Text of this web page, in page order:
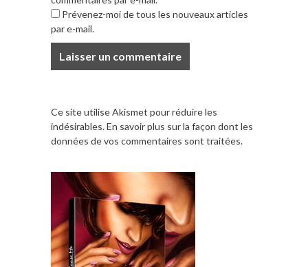
Prévenez-moi de tous les nouveaux articles
par e-mail.
Ce site utilise Akismet pour réduire les
indésirables.En savoir plus sur la façon dont les
données de vos commentaires sont traitées.